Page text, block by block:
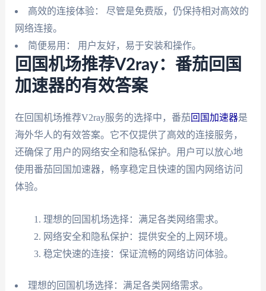
高效的连接体验： 尽管是免费版，仍保持相对高效的
网络连接。
简便易用： 用户友好，易于安装和操作。
回国机场推荐V2ray：番茄回国
加速器的有效答案
在回国机场推荐V2ray服务的选择中，番茄回国加速器是
海外华人的有效答案。它不仅提供了高效的连接服务，
还确保了用户的网络安全和隐私保护。用户可以放心地
使用番茄回国加速器，畅享稳定且快速的国内网络访问
体验。
理想的回国机场选择：满足各类网络需求。
网络安全和隐私保护：提供安全的上网环境。
稳定快速的连接：保证流畅的网络访问体验。
理想的回国机场选择：满足各类网络需求。